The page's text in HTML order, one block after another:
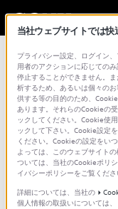
総合サポー
文書番号 :
aiboの契約
めに必要な
い（ERS-
当社ウェブサイトでは快
プライバシー設定、ログイン
用者のアクションに応じての
停止することができません。
析するため、あるいは個々の
供する等の目的のため、
あります。それらのCookieの
ックしてください。Cookie使
ックして下さい。Cookie設定
ください。Cookieの設定をい
よっては、このウェブサイト
ついては、当社のCookieポリ
イバシーポリシーをご覧くださ
詳細については、当社の
個人情報の取扱いについては、